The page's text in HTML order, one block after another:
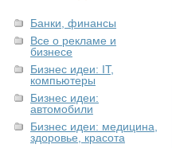
Банки, финансы
Все о рекламе и
бизнесе
Бизнес идеи: IT,
компьютеры
Бизнес идеи:
автомобили
Бизнес идеи: медицина,
здоровье, красота